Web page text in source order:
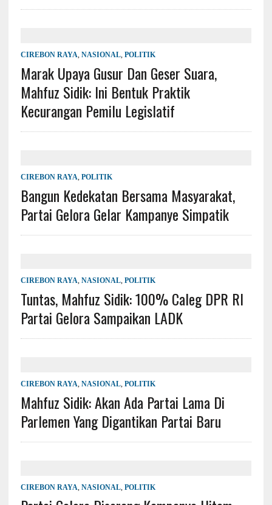
CIREBON RAYA NASIONAL, POLITIK
Marak Upaya Gusur Dan Geser Suara,
Mahfuz Sidik: Ini Bentuk Praktik
Kecurangan Pemilu Legislatif
CIREBON RAYA POLITIK
Bangun Kedekatan Bersama Masyarakat,
Partai Gelora Gelar Kampanye Simpatik
CIREBON RAYA NASIONAL, POLITIK
Tuntas, Mahfuz Sidik: 100% Caleg DPR RI
Partai Gelora Sampaikan LADK
CIREBON RAYA NASIONAL, POLITIK
Mahfuz Sidik: Akan Ada Partai Lama Di
Parlemen Yang Digantikan Partai Baru
CIREBON RAYA NASIONAL, POLITIK